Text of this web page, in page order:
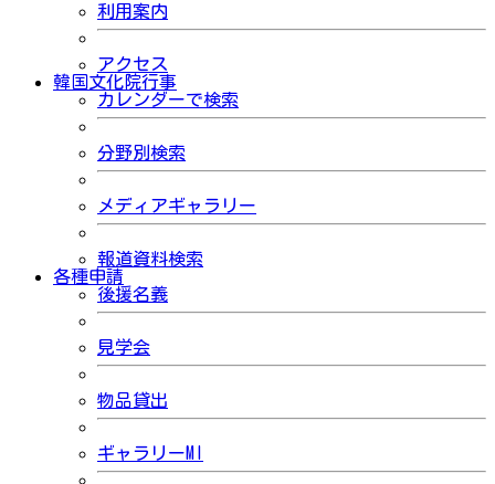
利用案内
アクセス
韓国文化院行事
カレンダーで検索
分野別検索
メディアギャラリー
報道資料検索
各種申請
後援名義
見学会
物品貸出
ギャラリーMI